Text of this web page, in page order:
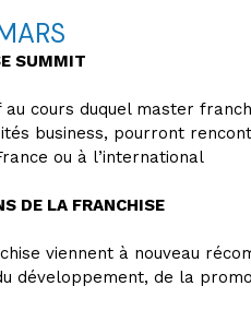
SUMMIT
au cours duquel master
business, pourront
ou à l’international
DE LA FRANCHISE
viennent à nouveau
développement, de la